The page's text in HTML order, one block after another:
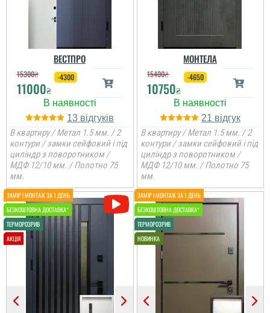
ВЕСТПРО
15300₴
11000₴
-4300
13
В квартиру / Метал 1.5 мм. / 2
контури / замки сейфовий і під
циліндр з поворотником /
МДФ 12/10 мм. / Полотно 75
мм.
МОНТЕЛА
15400₴
10750₴
-4650
21
В квартиру / Метал 1.5 мм. / 2
контури / замки сейфовий і під
циліндр з поворотником /
МДФ 12/10 мм. / Полотно 75
мм.